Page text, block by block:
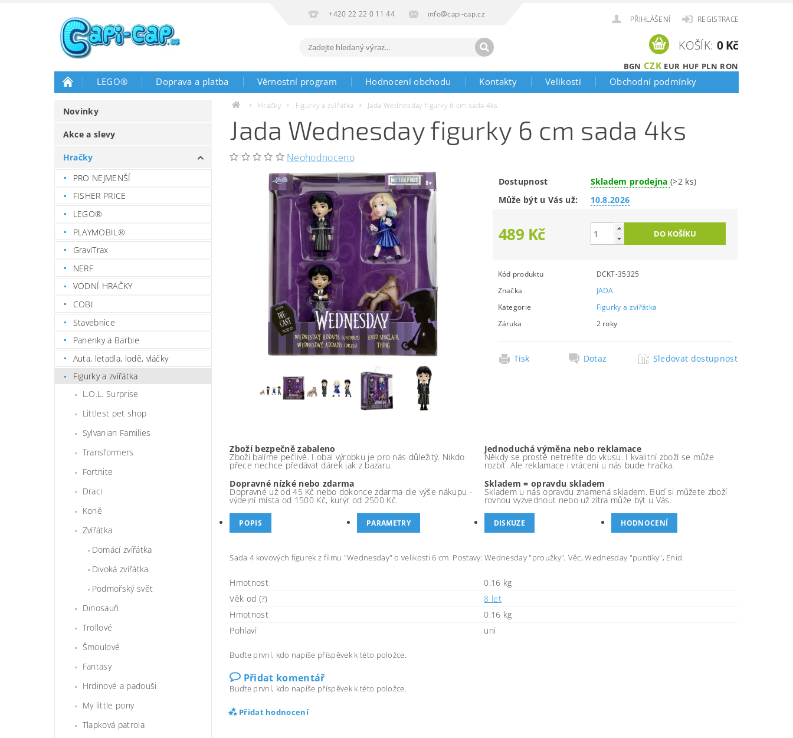
+420 22 22 0 11 44 info@capi-cap.cz
PŘIHLÁŠENÍ REGISTRACE
BGN CZK EUR HUF PLN RON
KOŠÍK: 0 Kč
LEGO® Doprava a platba Věrnostní program Hodnocení obchodu Kontakty Velikosti Obchodní podmínky
Novinky
Akce a slevy
Hračky
PRO NEJMENŠÍ
FISHER PRICE
LEGO®
PLAYMOBIL®
GraviTrax
NERF
VODNÍ HRAČKY
COBI
Stavebnice
Panenky a Barbie
Auta, letadla, lodě, vláčky
Figurky a zvířátka
L.O.L. Surprise
Littlest pet shop
Sylvanian Families
Transformers
Fortnite
Draci
Koně
Zvířátka
Domácí zvířátka
Divoká zvířátka
Podmořský svět
Dinosauři
Trollové
Šmoulové
Fantasy
Hrdinové a padouši
My little pony
Tlapková patrola
Hračky Figurky a zvířátka Jada Wednesday figurky 6 cm sada 4ks
Jada Wednesday figurky 6 cm sada 4ks
Neohodnoceno
Dostupnost Skladem prodejna (>2 ks)
Může být u Vás už:
10.8.2026
489 Kč
Kód produktu
DCKT-35325
Značka
JADA
Kategorie
Figurky a zvířátka
Záruka
2 roky
Tisk Dotaz Sledovat dostupnost
Zboží bezpečně zabaleno
Zboží balíme pečlivě. I obal výrobku je pro nás důležitý. Nikdo
přece nechce předávat dárek jak z bazaru.
Jednoduchá výměna nebo reklamace
Někdy se prostě netrefíte do vkusu. I kvalitní zboží se může
rozbít. Ale reklamace i vrácení u nás bude hračka.
Dopravné nízké nebo zdarma
Dopravné už od 45 Kč nebo dokonce zdarma dle výše nákupu -
výdejní místa od 1500 Kč, kurýr od 2500 Kč.
Skladem = opravdu skladem
Skladem u nás opravdu znamená skladem. Buď si můžete zboží
rovnou vyzvednout nebo už zítra může být u Vás.
POPIS PARAMETRY DISKUZE HODNOCENÍ
Sada 4 kovových figurek z filmu "Wednesday" o velikosti 6 cm. Postavy: Wednesday "proužky", Věc, Wednesday "puntíky", Enid.
Hmotnost
0.16 kg
Věk od (?)
8 let
Hmotnost
0.16 kg
Pohlaví
uni
Buďte první, kdo napíše příspěvek k této položce.
Přidat komentář
Buďte první, kdo napíše příspěvek k této položce.
Přidat hodnocení